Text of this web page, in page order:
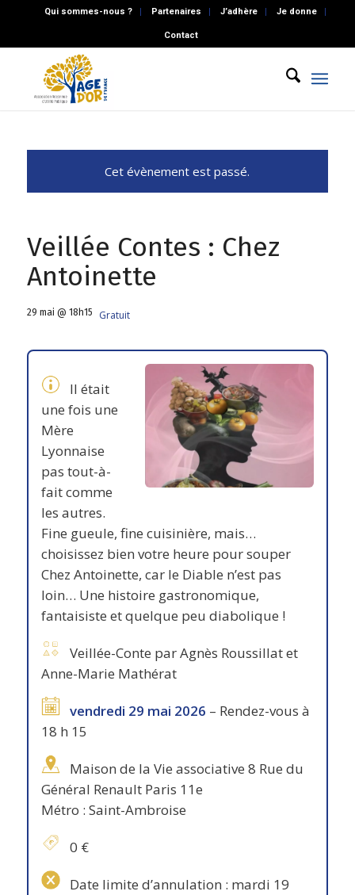
Qui sommes-nous ? Partenaires J’adhère Je donne
Contact
Cet évènement est passé.
Veillée Contes : Chez
Antoinette
29 mai @ 18h15 Gratuit
Il était
une fois une
Mère
Lyonnaise
pas tout-à-
fait comme
les autres.
Fine gueule, fine cuisinière, mais…
choisissez bien votre heure pour souper
Chez Antoinette, car le Diable n’est pas
loin… Une histoire gastronomique,
fantaisiste et quelque peu diabolique !
Veillée-Conte par Agnès Roussillat et
Anne-Marie Mathérat
vendredi 29 mai 2026 – Rendez-vous à
18 h 15
Maison de la Vie associative 8 Rue du
Général Renault Paris 11e
Métro : Saint-Ambroise
0 €
Date limite d’annulation : mardi 19